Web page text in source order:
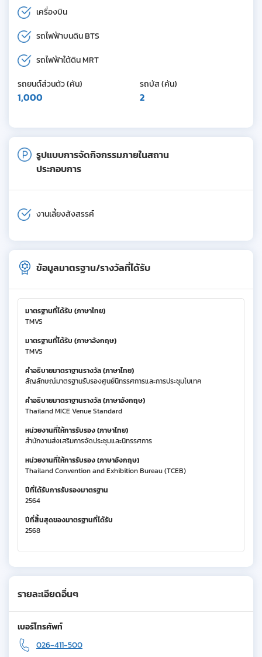
เครื่องบิน
รถไฟฟ้าบนดิน BTS
รถไฟฟ้าใต้ดิน MRT
รถยนต์ส่วนตัว (คัน)
1,000
รถบัส (คัน)
2
รูปแบบการจัดกิจกรรมภายในสถาน
ประกอบการ
งานเลี้ยงสังสรรค์
ข้อมูลมาตรฐาน/รางวัลที่ได้รับ
มาตรฐานที่ได้รับ (ภาษาไทย)
TMVS
มาตรฐานที่ได้รับ (ภาษาอังกฤษ)
TMVS
คำอธิบายมาตราฐานรางวัล (ภาษาไทย)
สัญลักษณ์มาตรฐานรับรองศูนย์นิทรรศการและการประชุมไบเทค
คำอธิบายมาตราฐานรางวัล (ภาษาอังกฤษ)
Thailand MICE Venue Standard
หน่วยงานที่ให้การรับรอง (ภาษาไทย)
สำนักงานส่งเสริมการจัดประชุมและนิทรรศการ
หน่วยงานที่ให้การรับรอง (ภาษาอังกฤษ)
Thailand Convention and Exhibition Bureau (TCEB)
ปีที่ได้รับการรับรองมาตรฐาน
2564
ปีที่สิ้นสุดของมาตรฐานที่ได้รับ
2568
รายละเอียดอื่นๆ
เบอร์โทรศัพท์
026-411-500